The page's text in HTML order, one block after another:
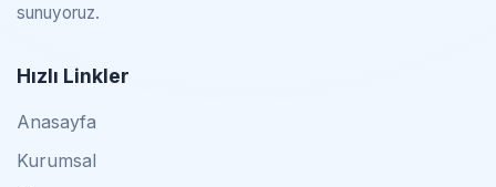
sunuyoruz.
Hızlı Linkler
Anasayfa
Kurumsal